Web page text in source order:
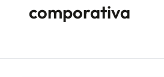
comporativa